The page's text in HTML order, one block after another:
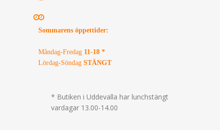
Sommarens öppettider:
Måndag-Fredag 11-18 *
Lördag-Söndag STÄNGT
* Butiken i Uddevalla har lunchstängt
vardagar 13.00-14.00